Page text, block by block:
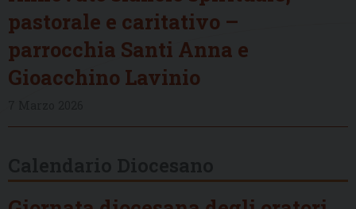
pastorale e caritativo –
parrocchia Santi Anna e
Gioacchino Lavinio